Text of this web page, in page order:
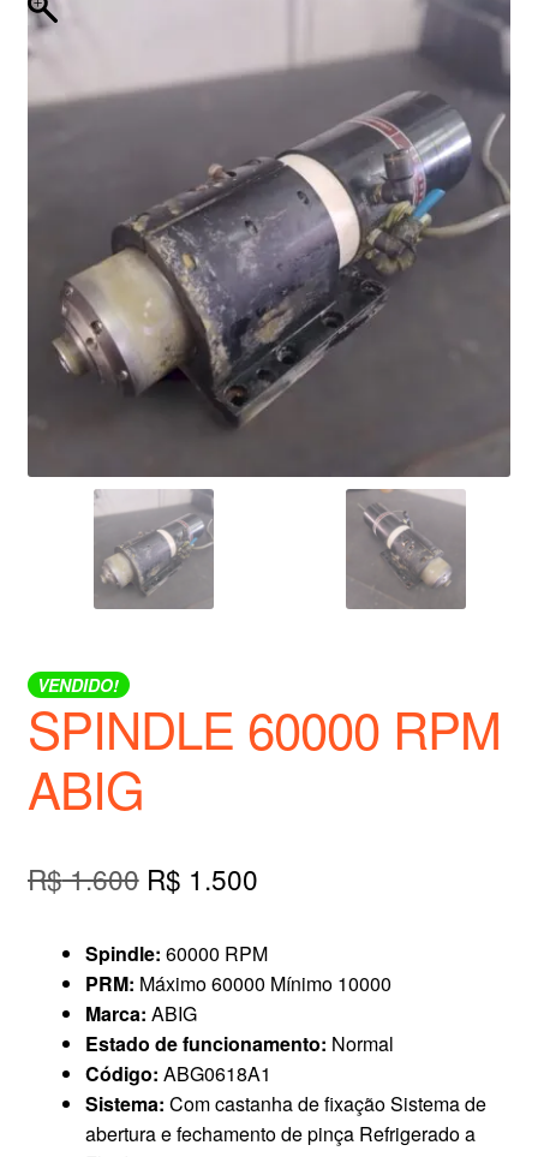
VENDIDO!
SPINDLE 60000 RPM
ABIG
R$1.600 O
original
era:
R$ 1.600.
R$ 1.500O
atual
R$ 1.500.
Spindle: 60000 RPM
PRM: Máximo 60000 Mínimo 10000
Marca: ABIG
Estado de funcionamento: Normal
Código: ABG0618A1
Sistema: Com castanha de fixação Sistema de
abertura e fechamento de pinça Refrigerado a